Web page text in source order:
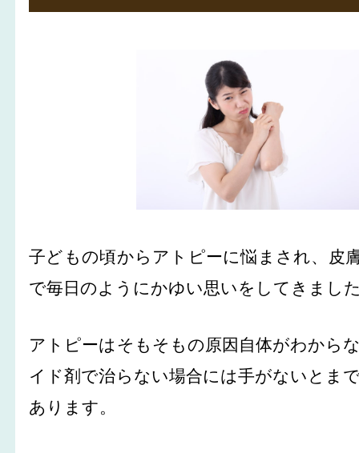
子どもの頃からアトピーに悩まされ、皮
で毎日のようにかゆい思いをしてきまし
アトピーはそもそもの原因自体がわから
イド剤で治らない場合には手がないとま
あります。